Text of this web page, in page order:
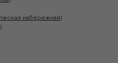
набережная)